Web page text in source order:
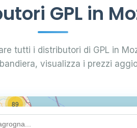
GPL in
tutti i distributori di GPL in
visualizza i prezzi
89